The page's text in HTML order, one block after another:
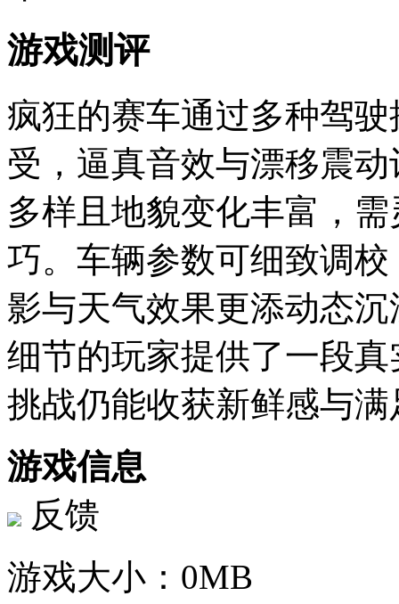
游戏测评
疯狂的赛车通过多种驾
受，逼真音效与漂移震
多样且地貌变化丰富，
巧。车辆参数可细致调
影与天气效果更添动态
细节的玩家提供了一段
挑战仍能收获新鲜感与满
游戏信息
反馈
游戏大小： 0MB